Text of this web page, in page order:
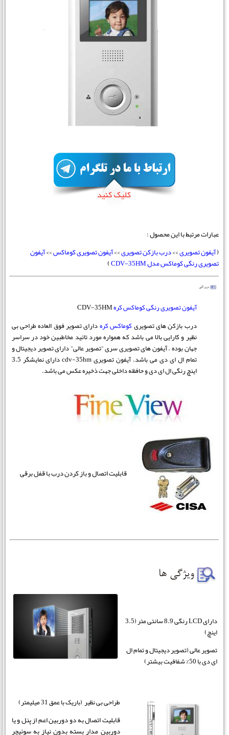
عبارات مرتبط با این محصول :
(آیفون تصویری>>درب بازکن تصویری>>آیفون تصویری کوماکس>>آیفون
تصویری رنگی کوماکس مدل CDV-35HM
)
آیفون تصویری رنگی کوماکس کره
درب بازکن های تصویریکوماکس کرهدارای تصویر فوق العاده طراحی بی
نظیرو کارایی بالا می باشد که همواره مورد تائید مخاطبین خود در سراسر
جهان بوده .آیفون های تصویری سری "تصویر عالی" دارای تصویر دیجیتال و
تمام ال ای دی می باشد. آیفون تصویری cdv-35hm دارای نمایشگر 3.5
اینچ رنگی ال ای دی و حافظه داخلی جهت ذخیره عکس می باشد.
قابلیت اتصال و باز کردن درب با قفل برقی
دارای LCD رنگی 8.9 سانتی متر (3.5
اینچ)
تصویر عالی (تصویر دیجیتال و تمام ال
ای دی با 50% شفافیت بیشتر)
طراحی بی نظیر (باریک با عمق 31 میلیمتر)
قابلیت اتصال به دو دوربین اعم از پنل و یا
دوربین مدار بسته بدون نیاز به سوئیچر